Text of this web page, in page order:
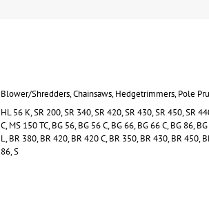
Blower/Shredders, Chainsaws, Hedgetrimmers, Pole
HL 56 K, SR 200, SR 340, SR 420, SR 430, SR 450, SR
C, MS 150 TC, BG 56, BG 56 C, BG 66, BG 66 C, BG 86,
L, BR 380, BR 420, BR 420 C, BR 350, BR 430, BR 450,
86, S